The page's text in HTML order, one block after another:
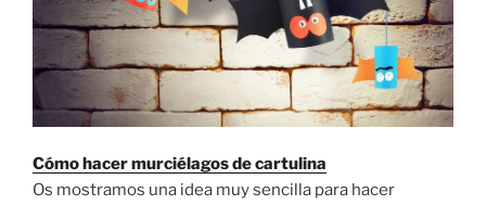
Cómo hacer murciélagos de cartulina
Os mostramos una idea muy sencilla para hacer